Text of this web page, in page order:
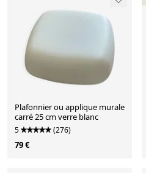
Plafonnier ou applique murale
carré 25 cm verre blanc
5 (276)
79 €